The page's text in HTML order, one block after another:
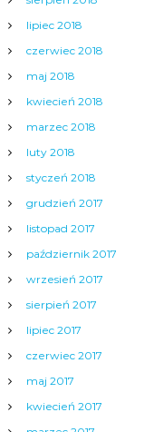
lipiec 2018
czerwiec 2018
maj 2018
kwiecień 2018
marzec 2018
luty 2018
styczeń 2018
grudzień 2017
listopad 2017
październik 2017
wrzesień 2017
sierpień 2017
lipiec 2017
czerwiec 2017
maj 2017
kwiecień 2017